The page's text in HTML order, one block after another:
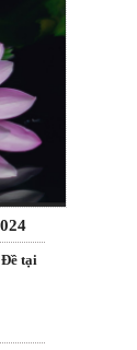
tại